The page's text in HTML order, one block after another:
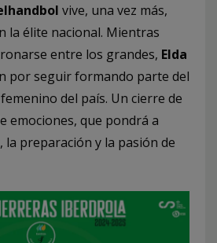
vive, una vez más,
la élite nacional. Mientras
entre los grandes, Elda
por seguir formando parte del
del país. Un cierre de
emociones, que pondrá a
la preparación y la pasión de